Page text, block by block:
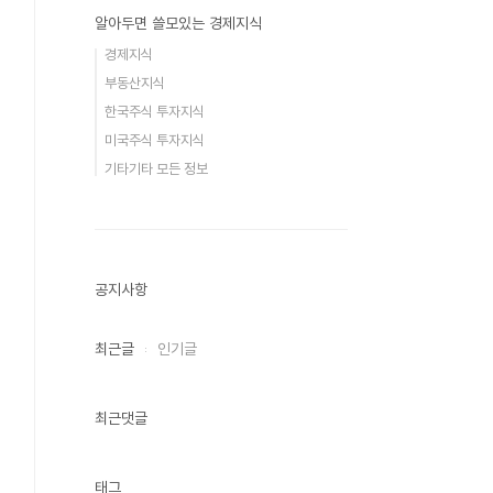
알아두면 쓸모있는 경제지식
경제지식
부동산지식
한국주식 투자지식
미국주식 투자지식
기타기타 모든 정보
공지사항
최근글 인기글
최근댓글
태그